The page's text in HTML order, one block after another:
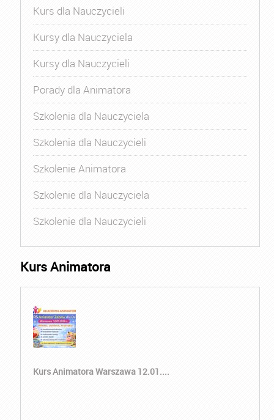
Kurs dla Nauczycieli
Kursy dla Nauczyciela
Kursy dla Nauczycieli
Porady dla Animatora
Szkolenia dla Nauczyciela
Szkolenia dla Nauczycieli
Szkolenie Animatora
Szkolenie dla Nauczyciela
Szkolenie dla Nauczycieli
Kurs Animatora
Kurs Animatora Warszawa 12.01....